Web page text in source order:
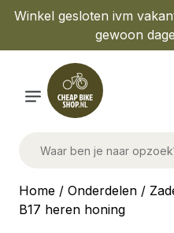
Winkel gesloten ivm
gewoon
Home / Onderdelen /
B17 heren honing